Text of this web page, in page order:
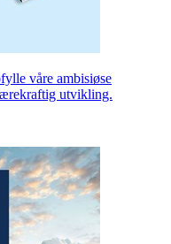
våre ambisiøse
utvikling.